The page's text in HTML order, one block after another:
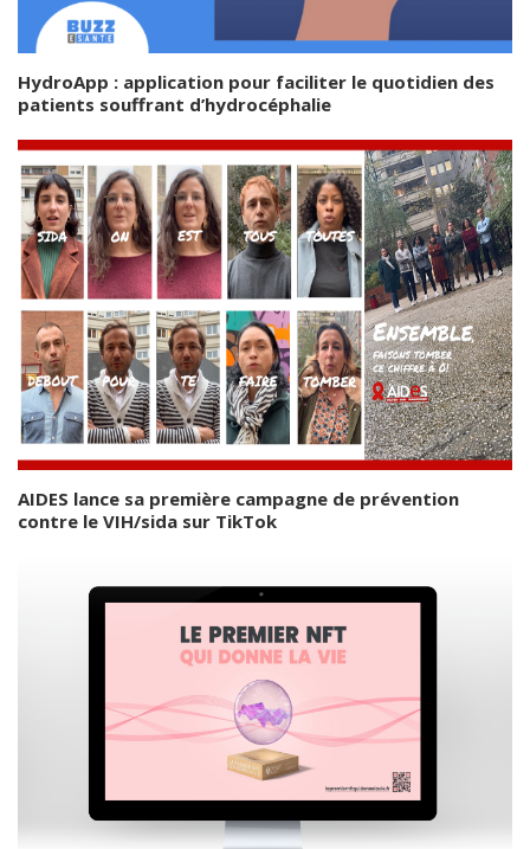
HydroApp : application pour faciliter le quotidien des
patients souffrant d’hydrocéphalie
AIDES lance sa première campagne de prévention
contre le VIH/sida sur TikTok